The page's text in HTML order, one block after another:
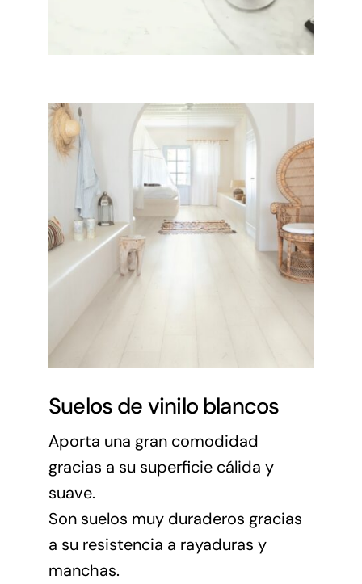
Suelos de vinilo blancos
Aporta una gran comodidad
gracias a su superficie cálida y
suave.
Son suelos muy duraderos gracias
a su resistencia a rayaduras y
manchas.